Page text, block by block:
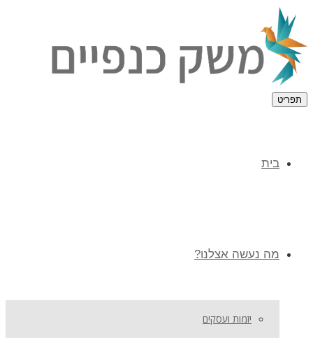
תפריט
בית
מה נעשה אצלנו?
יזמות ועסקים